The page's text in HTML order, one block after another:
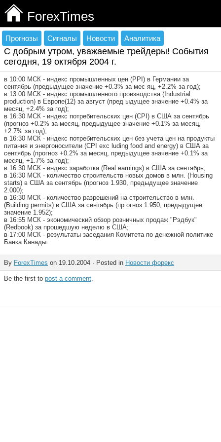
ForexTimes
Прогнозы Сигналы Новости Аналитика
C добрым утром, уважаемые трейдеры! События
сегодня, 19 октября 2004 г.
в 10:00 МСК - индекс промышленных цен (PPI) в Германии за
сентябрь (предыдущее значение +0.3% за мес яц, +2.2% за год);
в 13:00 МСК - индекс промышленного производства (Industrial
production) в Европе(12) за август (пред ыдущее значение +0.4% за
месяц, +2.4% за год);
в 16:30 МСК - индекс потребительских цен (CPI) в США за сентябрь
(прогноз +0.2% за месяц, предыдущее значение +0.1% за месяц,
+2.7% за год);
в 16:30 МСК - индекс потребительских цен без учета цен на продукты
питания и энергоносители (СPI exc luding food and energy) в США за
сентябрь (прогноз +0.2% за месяц, предыдущее значение +0.1% за
месяц, +1.7% за год);
в 16:30 МСК - индекс заработка (Real earnings) в США за сентябрь;
в 16:30 МСК - количество строительств новых домов в млн. (Housing
starts) в США за сентябрь (прогноз 1.930, предыдущее значение
2.000);
в 16:30 МСК - количество разрешений на строительство в млн.
(Building permits) в США за сентябрь (пр огноз 1.950, предыдущее
значение 1.952);
в 16:55 МСК - экономический обзор розничных продаж "Рэдбук"
(Redbook) за прошедшую неделю в США;
в 17:00 МСК - результаты заседания Комитета по денежной политике
Банка Канады.
By ForexTimes on 19.10.2004 · Posted in Новости форекс
Be the first to post a comment.